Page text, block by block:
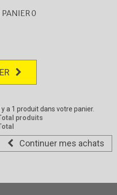
0
Il y a 1 produit dans votre panier.
produits
Continuer mes achats